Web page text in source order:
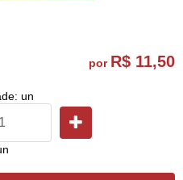
por R$ 11,50
un